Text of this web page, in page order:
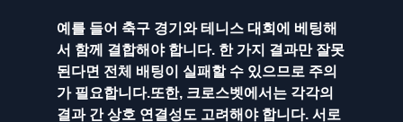
예를 들어 축구 경기와 테니스 대회에 베팅해
서 함께 결합해야 합니다. 한 가지 결과만 잘못
된다면 전체 배팅이 실패할 수 있으므로 주의
가 필요합니다.또한, 크로스벳에서는 각각의
결과 간 상호 연결성도 고려해야 합니다. 서로